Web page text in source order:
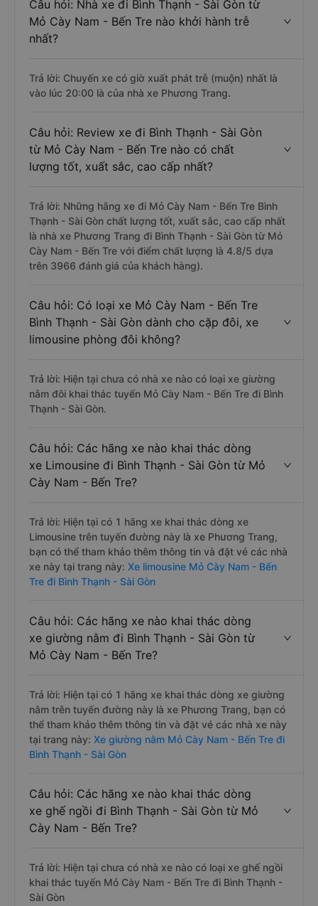
Câu hỏi: Nhà xe đi Bình Thạnh - Sài Gòn từ
Mỏ Cày Nam - Bến Tre nào khởi hành trễ
nhất?
Trả lời: Chuyến xe có giờ xuất phát trễ (muộn) nhất là
vào lúc 20:00 là của nhà xe Phương Trang.
Câu hỏi: Review xe đi Bình Thạnh - Sài Gòn
từ Mỏ Cày Nam - Bến Tre nào có chất
lượng tốt, xuất sắc, cao cấp nhất?
Trả lời: Những hãng xe đi Mỏ Cày Nam - Bến Tre Bình
Thạnh - Sài Gòn chất lượng tốt, xuất sắc, cao cấp nhất
là nhà xe Phương Trang đi Bình Thạnh - Sài Gòn từ Mỏ
Cày Nam - Bến Tre với điểm chất lượng là 4.8/5 dựa
trên 3966 đánh giá của khách hàng).
Câu hỏi: Có loại xe Mỏ Cày Nam - Bến Tre
Bình Thạnh - Sài Gòn dành cho cặp đôi, xe
limousine phòng đôi không?
Trả lời: Hiện tại chưa có nhà xe nào có loại xe giường
nằm đôi khai thác tuyến Mỏ Cày Nam - Bến Tre đi Bình
Thạnh - Sài Gòn.
Câu hỏi: Các hãng xe nào khai thác dòng
xe Limousine đi Bình Thạnh - Sài Gòn từ Mỏ
Cày Nam - Bến Tre?
Trả lời: Hiện tại có 1 hãng xe khai thác dòng xe
Limousine trên tuyến đường này là xe Phương Trang,
bạn có thể tham khảo thêm thông tin và đặt vé các nhà
xe này tại trang này: Xe limousine Mỏ Cày Nam - Bến
Tre đi Bình Thạnh - Sài Gòn
Câu hỏi: Các hãng xe nào khai thác dòng
xe giường nằm đi Bình Thạnh - Sài Gòn từ
Mỏ Cày Nam - Bến Tre?
Trả lời: Hiện tại có 1 hãng xe khai thác dòng xe giường
nằm trên tuyến đường này là xe Phương Trang, bạn có
thể tham khảo thêm thông tin và đặt vé các nhà xe này
tại trang này: Xe giường nằm Mỏ Cày Nam - Bến Tre đi
Bình Thạnh - Sài Gòn
Câu hỏi: Các hãng xe nào khai thác dòng
xe ghế ngồi đi Bình Thạnh - Sài Gòn từ Mỏ
Cày Nam - Bến Tre?
Trả lời: Hiện tại chưa có nhà xe nào có loại xe ghế ngồi
khai thác tuyến Mỏ Cày Nam - Bến Tre đi Bình Thạnh -
Sài Gòn